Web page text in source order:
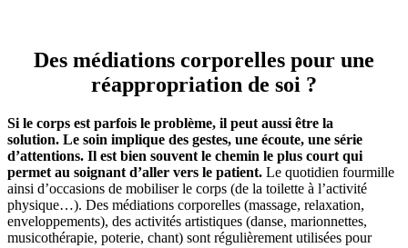
Des médiations corporelles pour une
réappropriation de soi ?
Si le corps est parfois le problème, il peut aussi être la
solution. Le soin implique des gestes, une écoute, une série
d’attentions. Il est bien souvent le chemin le plus court qui
permet au soignant d’aller vers le patient. Le quotidien fourmille
ainsi d’occasions de mobiliser le corps (de la toilette à l’activité
physique…). Des médiations corporelles (massage, relaxation,
enveloppements), des activités artistiques (danse, marionnettes,
musicothérapie, poterie, chant) sont régulièrement utilisées pour